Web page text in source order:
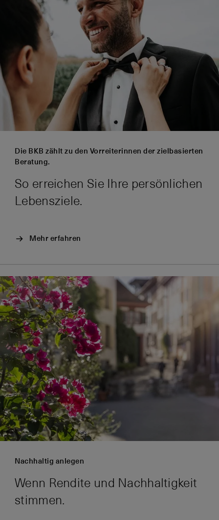
Die BKB zählt zu den Vorreiterinnen der zielbasierten
Beratung.
So erreichen Sie Ihre persönlichen
Lebensziele.
Mehr erfahren
Nachhaltig anlegen
Wenn Rendite und Nachhaltigkeit
stimmen.